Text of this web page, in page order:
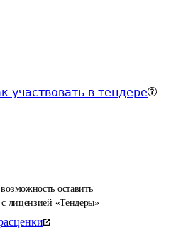
участвовать в тендере
оставить
лицензией «Тендеры»